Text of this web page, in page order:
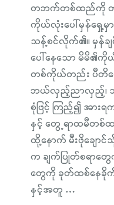
တဘက်တစ်ထည်ကို တ
ကိုယ်လုံးပေါ်မှန်ရှေ့
သန့်စင်လိုက်၏။ မှန်ခ
ပေါ်နေသော မိမိ၏
တစ်ကိုယ်တည်း ပီတိတွ
ဘယ်လှည့်ညာလှည့်၊
စုံဖြင့် ကြည့်၍ အား
နှင့် တွေ့ရာထမီတ
ထို့နောက် မီးဖိုချေ
က ချက်ပြုတ်စရာတွေ
တွေကို ခုတ်ထစ်နေခိုက်
နှင့်အတူ …